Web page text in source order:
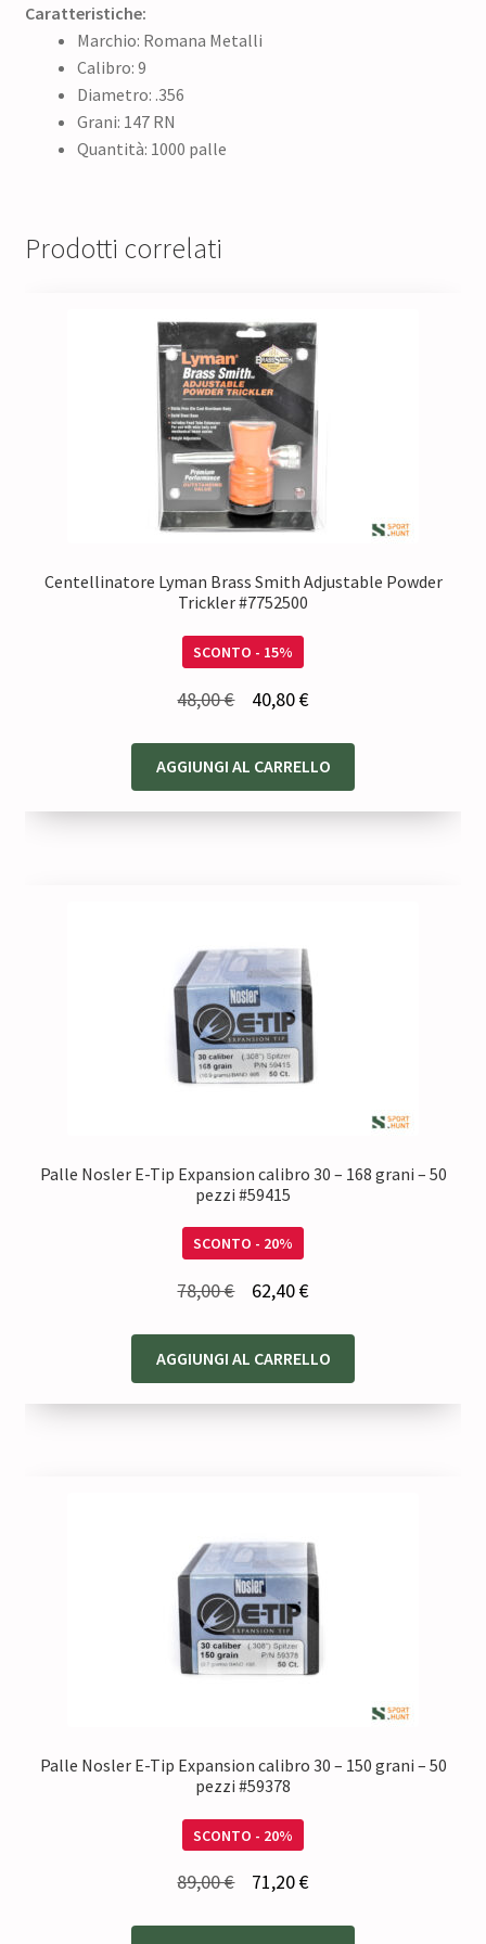
Caratteristiche:
Marchio: Romana Metalli
Calibro: 9
Diametro: .356
Grani: 147 RN
Quantità: 1000 palle
Prodotti correlati
Centellinatore Lyman Brass Smith Adjustable Powder
Trickler #7752500
SCONTO - 15%
48,00€
originale
era:
40,80€Il
attuale
è:
AGGIUNGI AL CARRELLO
Palle Nosler E-Tip Expansion calibro 30 – 168 grani – 50
pezzi #59415
SCONTO - 20%
78,00€
originale
era:
62,40€Il
attuale
è:
AGGIUNGI AL CARRELLO
Palle Nosler E-Tip Expansion calibro 30 – 150 grani – 50
pezzi #59378
SCONTO - 20%
89,00€ 71,20€Il